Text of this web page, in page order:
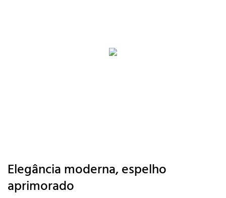
Elegância moderna, espelho
aprimorado